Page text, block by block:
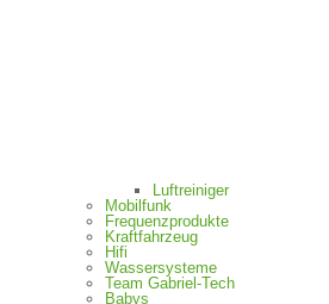
Luftreiniger
Mobilfunk
Frequenzprodukte
Kraftfahrzeug
Hifi
Wassersysteme
Team Gabriel-Tech
Babys